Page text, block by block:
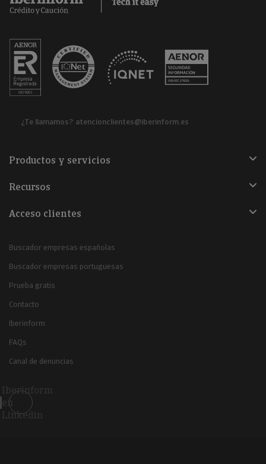
¿Te llamamos? atencionclientes@iberinform.es
Productos y servicios
Recursos
Acceso clientes
Buscador empresas españolas
Buscador empresas portuguesas
Prueba gratis
Contacto
Iberinform
FAQs
Canal de denuncias
Iberinform
en
Linkedin